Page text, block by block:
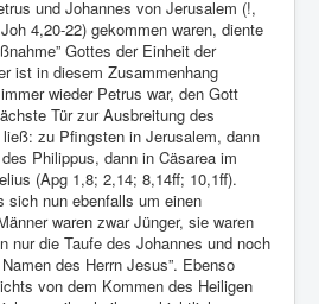
und Johannes von Jerusalem (!,
4,20-22) gekommen waren, diente
Gottes der Einheit der
ist in diesem Zusammenhang
wieder Petrus war, den Gott
Tür zur Ausbreitung des
zu Pfingsten in Jerusalem, dann
Philippus, dann in Cäsarea im
(Apg 1,8; 2,14; 8,14ff; 10,1ff).
sich nun ebenfalls um einen
waren zwar Jünger, sie waren
nur die Taufe des Johannes und noch
des Herrn Jesus”. Ebenso
von dem Kommen des Heiligen